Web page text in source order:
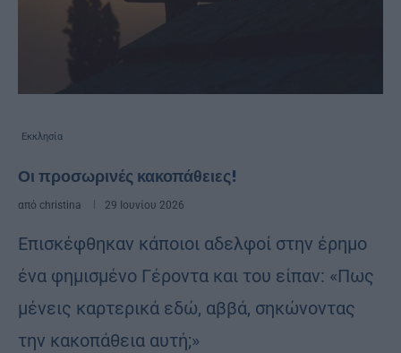
Εκκλησία
Οι προσωρινές κακοπάθειες!
από christina 29 Ιουνίου 2026
Επισκέφθηκαν κάποιοι αδελφοί στην έρημο
ένα φημισμένο Γέροντα και του είπαν: «Πως
μένεις καρτερικά εδώ, αββά, σηκώνοντας
την κακοπάθεια αυτή;»